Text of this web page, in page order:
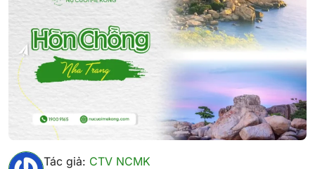
Tác giả: CTV NCMK